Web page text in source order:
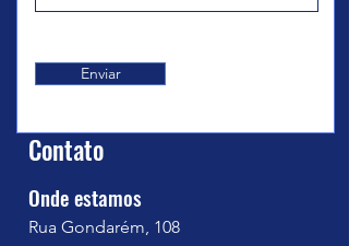
Enviar
Contato
Onde estamos
Rua Gondarém, 108